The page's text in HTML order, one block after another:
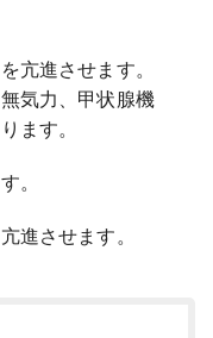
亢進させます。
気力、甲状腺機
ます。
。
進させます。